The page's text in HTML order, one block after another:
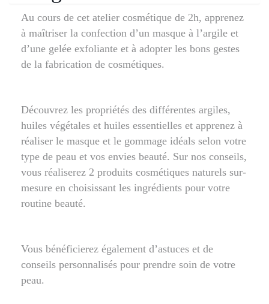
Au cours de cet atelier cosmétique de 2h, apprenez
à maîtriser la confection d’un masque à l’argile et
d’une gelée exfoliante et à adopter les bons gestes
de la fabrication de cosmétiques.
Découvrez les propriétés des différentes argiles,
huiles végétales et huiles essentielles et apprenez à
réaliser le masque et le gommage idéals selon votre
type de peau et vos envies beauté. Sur nos conseils,
vous réaliserez 2 produits cosmétiques naturels sur-
mesure en choisissant les ingrédients pour votre
routine beauté.
Vous bénéficierez également d’astuces et de
conseils personnalisés pour prendre soin de votre
peau.